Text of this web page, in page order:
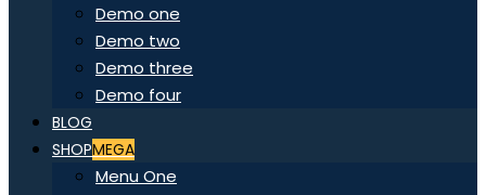
Demo one
Demo two
Demo three
Demo four
BLOG
SHOPMEGA
Menu One